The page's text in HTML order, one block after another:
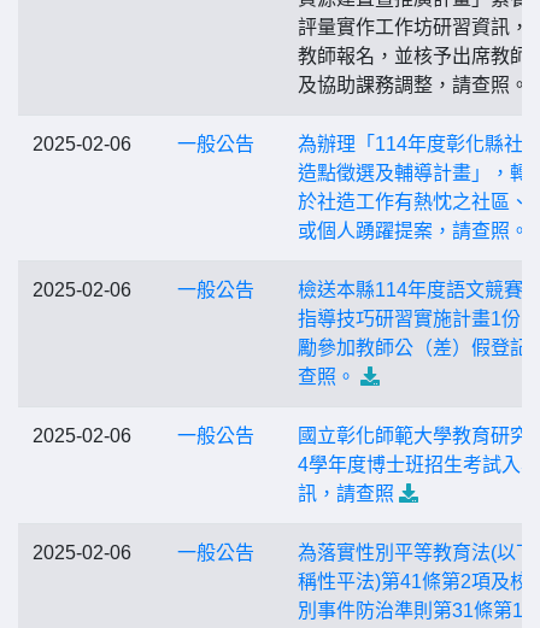
評量實作工作坊研習資訊，
教師報名，並核予出席教師
及協助課務調整，請查照。
2025-02-06 一般公告
為辦理「114年度彰化縣社
造點徵選及輔導計畫」，轉
於社造工作有熱忱之社區、
或個人踴躍提案，請查照。
2025-02-06 一般公告
檢送本縣114年度語文競賽
指導技巧研習實施計畫1份
勵參加教師公（差）假登記
查照。
2025-02-06 一般公告
國立彰化師範大學教育研究
4學年度博士班招生考試入
訊，請查照
2025-02-06 一般公告
為落實性別平等教育法(以下
稱性平法)第41條第2項及校
別事件防治準則第31條第1